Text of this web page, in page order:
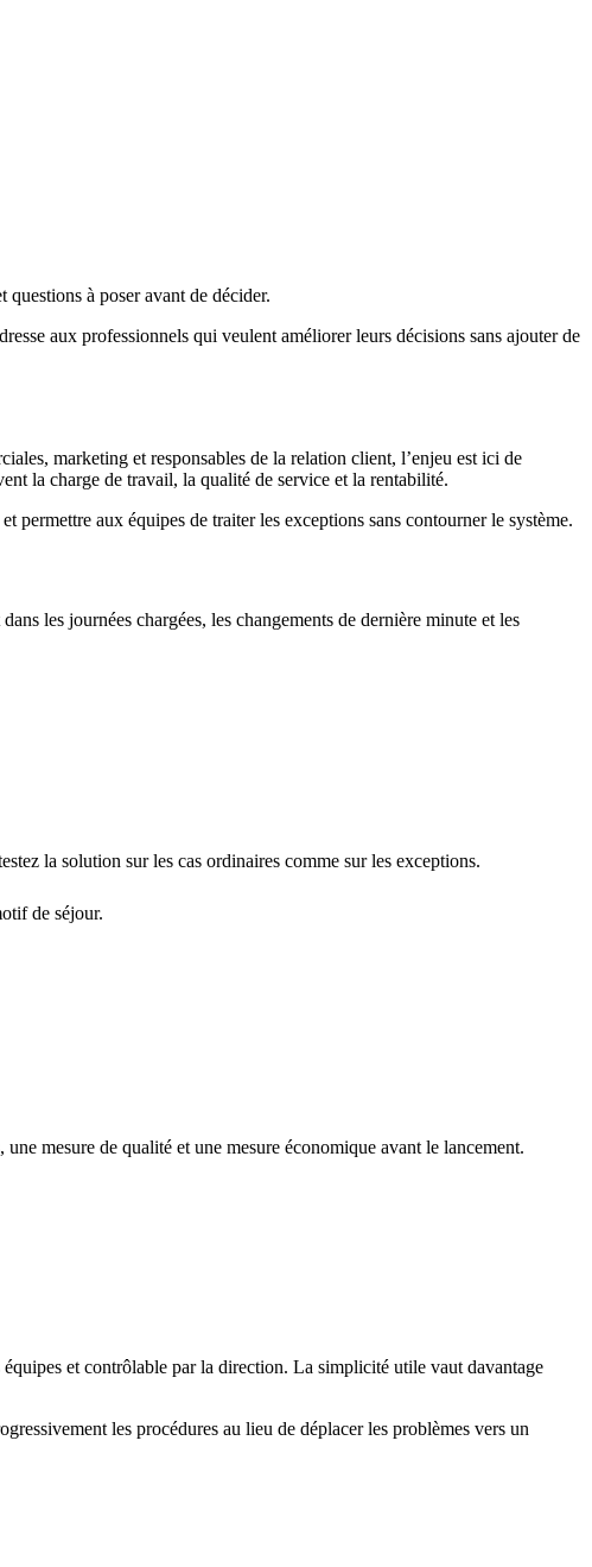
à poser avant de décider.
aux professionnels qui veulent améliorer leurs décisions sans ajouter de
marketing et responsables de la relation client, l’enjeu est ici de
la charge de travail, la qualité de service et la rentabilité.
permettre aux équipes de traiter les exceptions sans contourner le système.
les journées chargées, les changements de dernière minute et les
la solution sur les cas ordinaires comme sur les exceptions.
de séjour.
mesure de qualité et une mesure économique avant le lancement.
et contrôlable par la direction. La simplicité utile vaut davantage
les procédures au lieu de déplacer les problèmes vers un